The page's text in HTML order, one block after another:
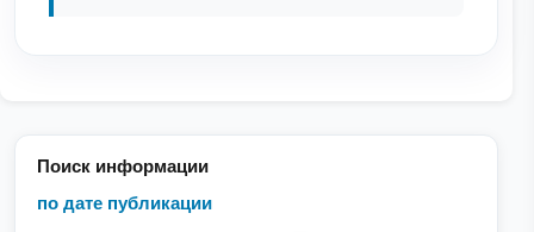
Поиск информации
по дате публикации